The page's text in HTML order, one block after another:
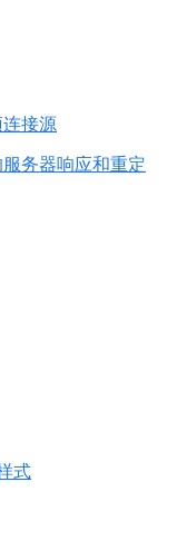
接源
务器响应和重定
式